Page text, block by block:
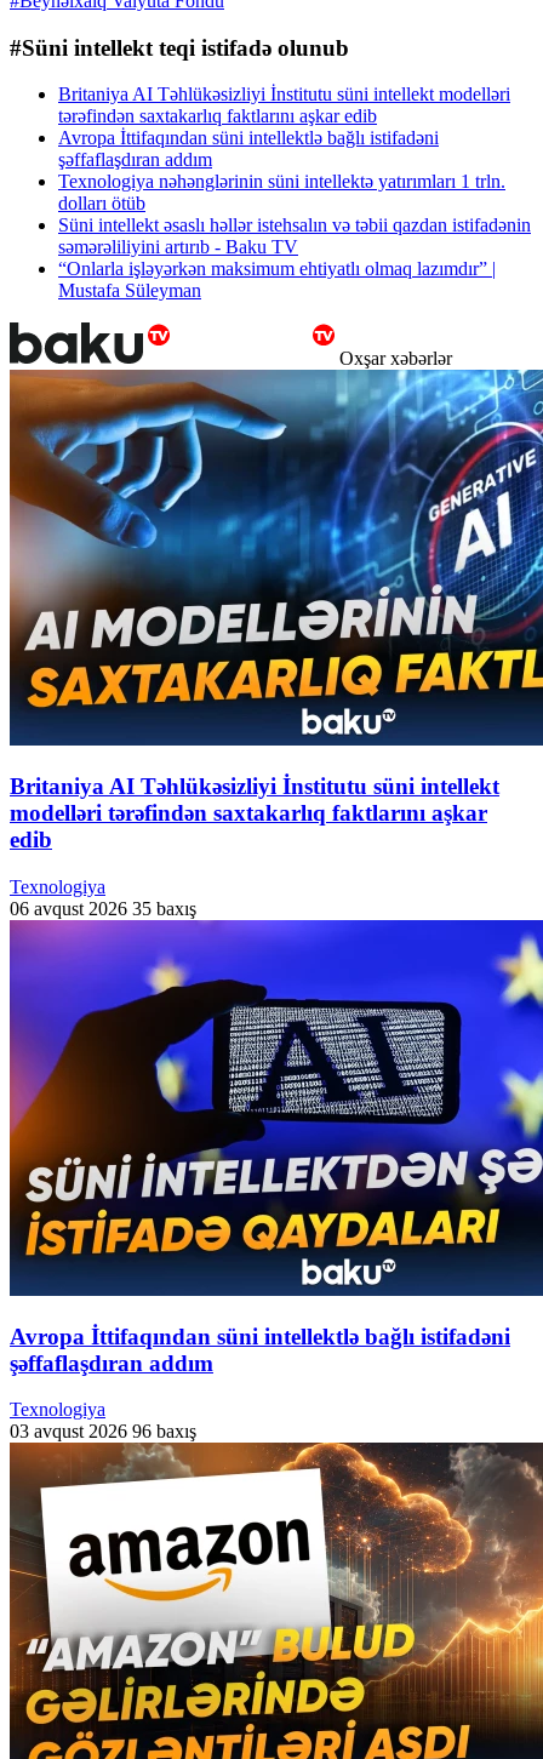
#Süni intellekt teqi istifadə olunub
Britaniya AI Təhlükəsizliyi İnstitutu süni intellekt modelləri
tərəfindən saxtakarlıq faktlarını aşkar edib
Avropa İttifaqından süni intellektlə bağlı istifadəni
şəffaflaşdıran addım
Texnologiya nəhənglərinin süni intellektə yatırımları 1 trln.
dolları ötüb
Süni intellekt əsaslı həllər istehsalın və təbii qazdan istifadənin
səmərəliliyini artırıb - Baku TV
“Onlarla işləyərkən maksimum ehtiyatlı olmaq lazımdır” |
Mustafa Süleyman
Oxşar xəbərlər
Britaniya AI Təhlükəsizliyi İnstitutu süni intellekt
modelləri tərəfindən saxtakarlıq faktlarını aşkar
edib
Texnologiya
06 avqust 2026 35 baxış
Avropa İttifaqından süni intellektlə bağlı istifadəni
şəffaflaşdıran addım
Texnologiya
03 avqust 2026 96 baxış